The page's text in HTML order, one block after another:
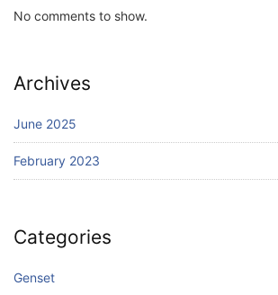
No comments to show.
Archives
June 2025
February 2023
Categories
Genset